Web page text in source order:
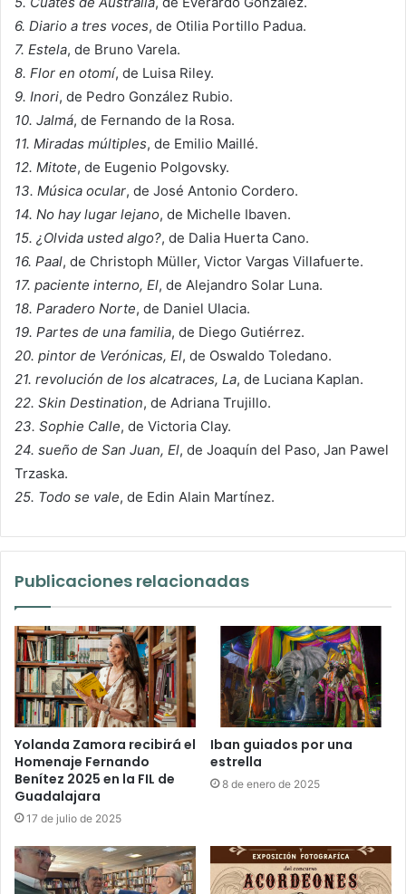
6. Diario a tres voces, de Otilia Portillo Padua.
7. Estela, de Bruno Varela.
8. Flor en otomí, de Luisa Riley.
9. Inori, de Pedro González Rubio.
10. Jalmá, de Fernando de la Rosa.
11. Miradas múltiples, de Emilio Maillé.
12. Mitote, de Eugenio Polgovsky.
13. Música ocular, de José Antonio Cordero.
14. No hay lugar lejano, de Michelle Ibaven.
15. ¿Olvida usted algo?, de Dalia Huerta Cano.
16. Paal, de Christoph Müller, Victor Vargas Villafuerte.
17. paciente interno, El, de Alejandro Solar Luna.
18. Paradero Norte, de Daniel Ulacia.
19. Partes de una familia, de Diego Gutiérrez.
20. pintor de Verónicas, El, de Oswaldo Toledano.
21. revolución de los alcatraces, La, de Luciana Kaplan.
22. Skin Destination, de Adriana Trujillo.
23. Sophie Calle, de Victoria Clay.
24. sueño de San Juan, El, de Joaquín del Paso, Jan Pawel
Trzaska.
25. Todo se vale, de Edin Alain Martínez.
Publicaciones relacionadas
Yolanda Zamora recibirá el
Homenaje Fernando
Benítez 2025 en la FIL de
Guadalajara
17 de julio de 2025
Iban guiados por una
estrella
8 de enero de 2025